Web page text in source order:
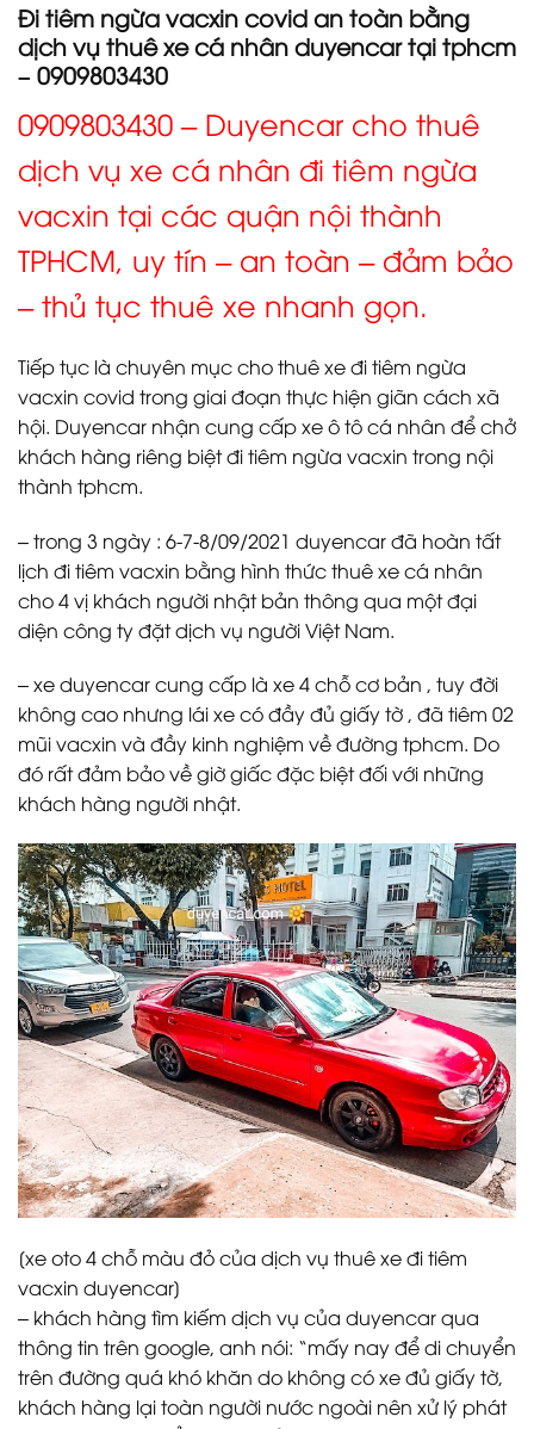
Đi tiêm ngừa vacxin covid an toàn bằng
dịch vụ thuê xe cá nhân duyencar tại tphcm
– 0909803430
0909803430 – Duyencar cho thuê
dịch vụ xe cá nhân đi tiêm ngừa
vacxin tại các quận nội thành
TPHCM, uy tín – an toàn – đảm bảo
– thủ tục thuê xe nhanh gọn.
Tiếp tục là chuyên mục cho thuê xe đi tiêm ngừa
vacxin covid trong giai đoạn thực hiện giãn cách xã
hội. Duyencar nhận cung cấp xe ô tô cá nhân để chở
khách hàng riêng biệt đi tiêm ngừa vacxin trong nội
thành tphcm.
– trong 3 ngày : 6-7-8/09/2021 duyencar đã hoàn tất
lịch đi tiêm vacxin bằng hình thức thuê xe cá nhân
cho 4 vị khách người nhật bản thông qua một đại
diện công ty đặt dịch vụ người Việt Nam.
– xe duyencar cung cấp là xe 4 chỗ cơ bản , tuy đời
không cao nhưng lái xe có đầy đủ giấy tờ , đã tiêm 02
mũi vacxin và đầy kinh nghiệm về đường tphcm. Do
đó rất đảm bảo về giờ giấc đặc biệt đối với những
khách hàng người nhật.
[xe oto 4 chỗ màu đỏ của dịch vụ thuê xe đi tiêm
vacxin duyencar]
– khách hàng tìm kiếm dịch vụ của duyencar qua
thông tin trên google, anh nói: “mấy nay để di chuyển
trên đường quá khó khăn do không có xe đủ giấy tờ,
khách hàng lại toàn người nước ngoài nên xử lý phát